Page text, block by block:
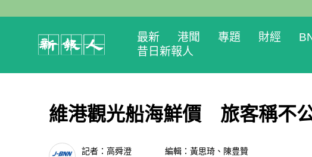
最新 港聞 專題 財經
昔日新報人
維港觀光船海鮮價 旅客稱不
記者：高舜澄 編輯：黃思琦、陳豊贊